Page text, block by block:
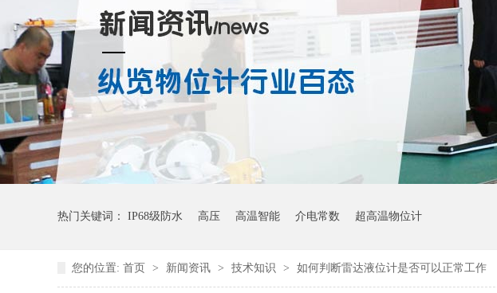
热门关键词： IP68级防水 高压 高温智能 介电常数 超高温物位计
您的位置: 首页 > 新闻资讯 > 技术知识 > 如何判断雷达液位计是否可以正常工作